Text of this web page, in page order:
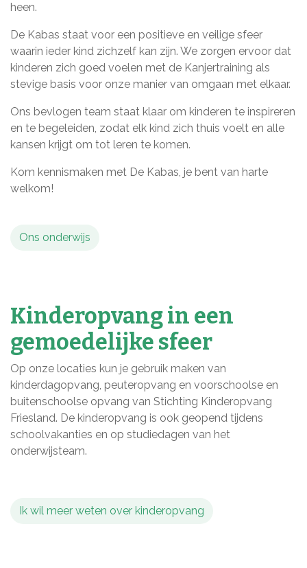
heen.
De Kabas staat voor een positieve en veilige sfeer
waarin ieder kind zichzelf kan zijn. We zorgen ervoor dat
kinderen zich goed voelen met de Kanjertraining als
stevige basis voor onze manier van omgaan met elkaar.
Ons bevlogen team staat klaar om kinderen te inspireren
en te begeleiden, zodat elk kind zich thuis voelt en alle
kansen krijgt om tot leren te komen.
Kom kennismaken met De Kabas, je bent van harte
welkom!
Ons onderwijs
Kinderopvang in een
gemoedelijke sfeer
Op onze locaties kun je gebruik maken van
kinderdagopvang, peuteropvang en voorschoolse en
buitenschoolse opvang van Stichting Kinderopvang
Friesland. De kinderopvang is ook geopend tijdens
schoolvakanties en op studiedagen van het
onderwijsteam.
Ik wil meer weten over kinderopvang